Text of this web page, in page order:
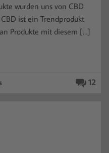
wurden uns von CBD
ist ein Trendprodukt
Produkte mit diesem […]
12